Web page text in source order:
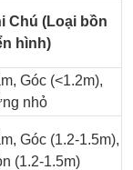
Chú (Loại bồn
hình)
Góc (<1.2m),
nhỏ
Góc (1.2-1.5m),
(1.2-1.5m)